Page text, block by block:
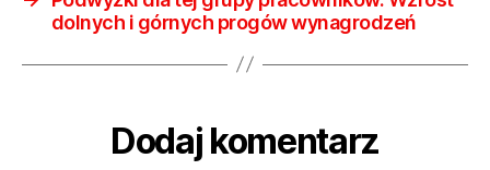
dolnych i górnych progów wynagrodzeń
Dodaj komentarz